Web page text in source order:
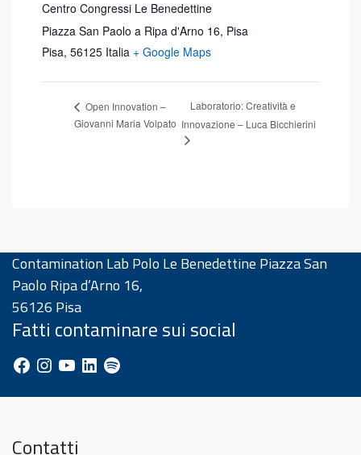
Centro Congressi Le Benedettine
Piazza San Paolo a Ripa d'Arno 16, Pisa
Pisa, 56125 Italia + Google Maps
Open Innovation –
Giovanni Maria Volpato
Laboratorio: Creatività e
Innovazione – Luca Bicchierini
Contamination Lab Polo Le Benedettine Piazza San
Paolo Ripa d’Arno 16,
56126 Pisa
Fatti contaminare sui social
Facebook
Instagram
YouTube
LinkedInSpotify
Contatti